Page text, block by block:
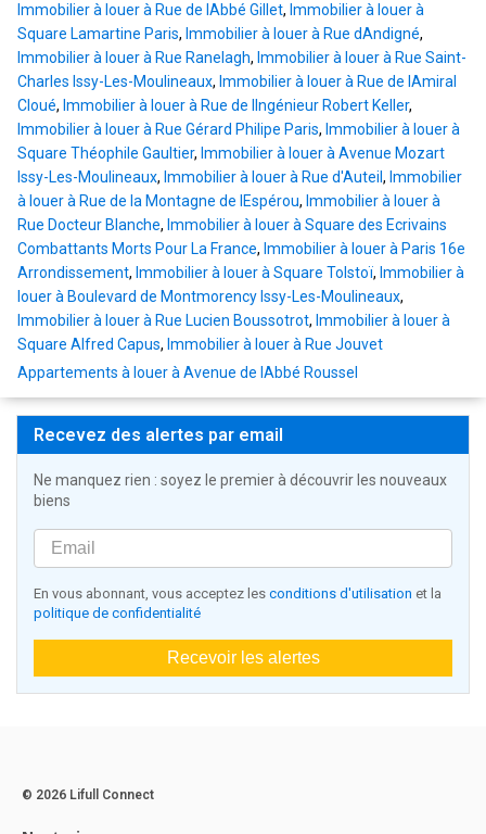
Immobilier à louer à Rue de lAbbé Gillet, Immobilier à louer à
Square Lamartine Paris, Immobilier à louer à Rue dAndigné,
Immobilier à louer à Rue Ranelagh, Immobilier à louer à Rue Saint-
Charles Issy-Les-Moulineaux, Immobilier à louer à Rue de lAmiral
Cloué, Immobilier à louer à Rue de lIngénieur Robert Keller,
Immobilier à louer à Rue Gérard Philipe Paris, Immobilier à louer à
Square Théophile Gaultier, Immobilier à louer à Avenue Mozart
Issy-Les-Moulineaux, Immobilier à louer à Rue d'Auteil , Immobilier
à louer à Rue de la Montagne de lEspérou, Immobilier à louer à
Rue Docteur Blanche, Immobilier à louer à Square des Ecrivains
Combattants Morts Pour La France, Immobilier à louer à Paris 16e
Arrondissement, Immobilier à louer à Square Tolstoï, Immobilier à
louer à Boulevard de Montmorency Issy-Les-Moulineaux,
Immobilier à louer à Rue Lucien Boussotrot, Immobilier à louer à
Square Alfred Capus, Immobilier à louer à Rue Jouvet
Appartements à louer à Avenue de lAbbé Roussel
Recevez des alertes par email
Ne manquez rien : soyez le premier à découvrir les nouveaux
biens
En vous abonnant, vous acceptez les conditions d'utilisation et la
politique de confidentialité
Recevoir les alertes
© 2026 Lifull Connect